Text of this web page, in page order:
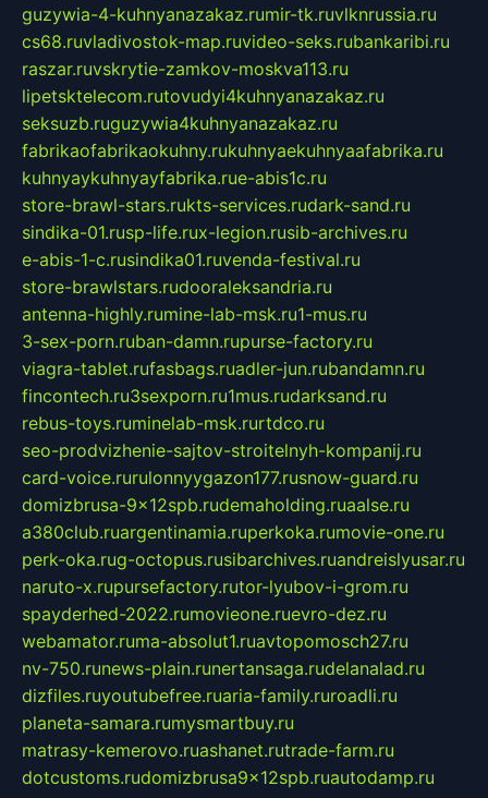
guzywia-4-kuhnyanazakaz.rumir-tk.ruvlknrussia.ru
cs68.ruvladivostok-map.ruvideo-seks.rubankaribi.ru
raszar.ruvskrytie-zamkov-moskva113.ru
lipetsktelecom.rutovudyi4kuhnyanazakaz.ru
seksuzb.ruguzywia4kuhnyanazakaz.ru
fabrikaofabrikaokuhny.rukuhnyaekuhnyaafabrika.ru
kuhnyaykuhnyayfabrika.rue-abis1c.ru
store-brawl-stars.rukts-services.rudark-sand.ru
sindika-01.rusp-life.rux-legion.rusib-archives.ru
e-abis-1-c.rusindika01.ruvenda-festival.ru
store-brawlstars.rudooraleksandria.ru
antenna-highly.rumine-lab-msk.ru1-mus.ru
3-sex-porn.ruban-damn.rupurse-factory.ru
viagra-tablet.rufasbags.ruadler-jun.rubandamn.ru
fincontech.ru3sexporn.ru1mus.rudarksand.ru
rebus-toys.ruminelab-msk.rurtdco.ru
seo-prodvizhenie-sajtov-stroitelnyh-kompanij.ru
card-voice.rurulonnyygazon177.rusnow-guard.ru
domizbrusa-9x12spb.rudemaholding.ruaalse.ru
a380club.ruargentinamia.ruperkoka.rumovie-one.ru
perk-oka.rug-octopus.rusibarchives.ruandreislyusar.ru
naruto-x.rupursefactory.rutor-lyubov-i-grom.ru
spayderhed-2022.rumovieone.ruevro-dez.ru
webamator.ruma-absolut1.ruavtopomosch27.ru
nv-750.runews-plain.runertansaga.rudelanalad.ru
dizfiles.ruyoutubefree.ruaria-family.ruroadli.ru
planeta-samara.rumysmartbuy.ru
matrasy-kemerovo.ruashanet.rutrade-farm.ru
dotcustoms.rudomizbrusa9x12spb.ruautodamp.ru